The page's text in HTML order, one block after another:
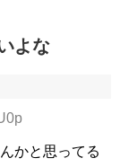
よな
かと思ってる